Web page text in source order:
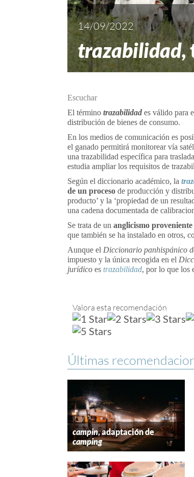
14/09/2022
trazabilidad,
Escuchar
El término trazabilidad es válido para
distribución de bienes de consumo.
En los medios de comunicación es
el ganado permitirá monitorear vía
una trazabilidad específica para
estudia ampliar los requisitos de
Según el diccionario académico, la
de un proceso de producción y
producto’ y la ‘propiedad de un
una cadena documentada de
Se trata de un anglicismo proveniente
que también se ha instalado en otros,
Aunque el Diccionario panhispánico
impuesto y la única recogida en el
jurídico es trazabilidad, por lo que los
Valora esta recomendación
Últimas
campin, adaptación de
camping